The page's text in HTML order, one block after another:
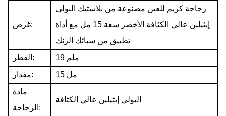
غرض:
زجاجة كريم للعين مصنوعة من بلاستيك البولي
إيثيلين عالي الكثافة الأخضر سعة 15 مل مع أداة
تطبيق من سبائك الزنك
القطر:
19 ملم
مقدار:
15 مل
مادة
الزجاجة:
البولي إيثيلين عالي الكثافة